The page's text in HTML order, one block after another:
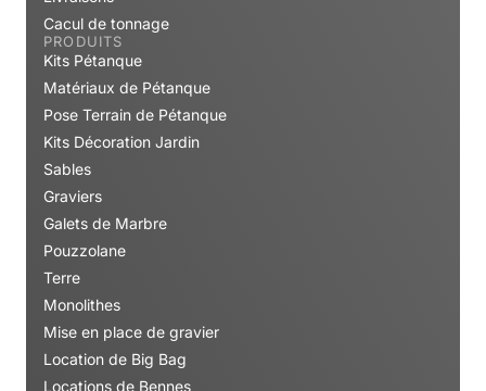
Cacul de tonnage
PRODUITS
Kits Pétanque
Matériaux de Pétanque
Pose Terrain de Pétanque
Kits Décoration Jardin
Sables
Graviers
Galets de Marbre
Pouzzolane
Terre
Monolithes
Mise en place de gravier
Location de Big Bag
Locations de Bennes